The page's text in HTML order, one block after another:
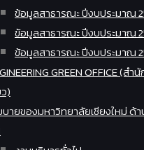
ข้อมูลสาธารณะ ปีงบประมาณ
ข้อมูลสาธารณะ ปีงบประมาณ
ข้อมูลสาธารณะ ปีงบประมาณ
GREEN OFFICE (สำ
)
บายของมหาวิทยาลัยเชียงใหม่ ด้า